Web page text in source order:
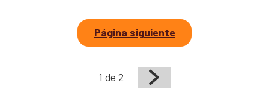
Página siguiente
1 de 2